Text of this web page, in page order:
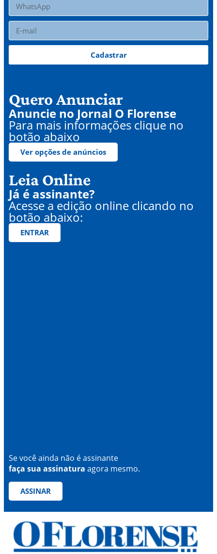
Cadastrar
Quero Anunciar
Anuncie no Jornal O Florense
Para mais informações clique no
botão abaixo
Ver opções de anúncios
Leia Online
Já é assinante?
Acesse a edição online clicando no
botão abaixo:
ENTRAR
Se você ainda não é assinante
faça sua assinatura agora mesmo.
ASSINAR